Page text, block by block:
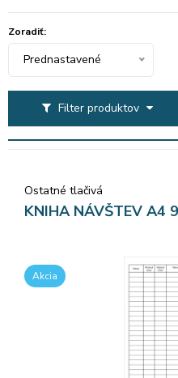
Filter produktov
Zoradiť:
Prednastavené
Ostatné tlačivá
KNIHA NÁVŠTEV A4
Akcia